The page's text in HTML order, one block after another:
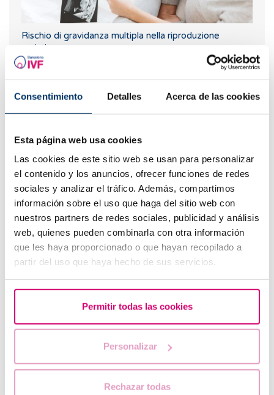
Consentimiento Detalles Acerca de las cookies
Esta página web usa cookies
Las cookies de este sitio web se usan para personalizar
el contenido y los anuncios, ofrecer funciones de redes
sociales y analizar el tráfico. Además, compartimos
información sobre el uso que haga del sitio web con
nuestros partners de redes sociales, publicidad y análisis
web, quienes pueden combinarla con otra información
que les haya proporcionado o que hayan recopilado a
partir del uso que haya hecho de sus servicios.
Permitir todas las cookies
Personalizar
Rechazar todas
Rischio di gravidanza multipla nella riproduzione
assistita
I più letti
Come calcolare giorni fertili?